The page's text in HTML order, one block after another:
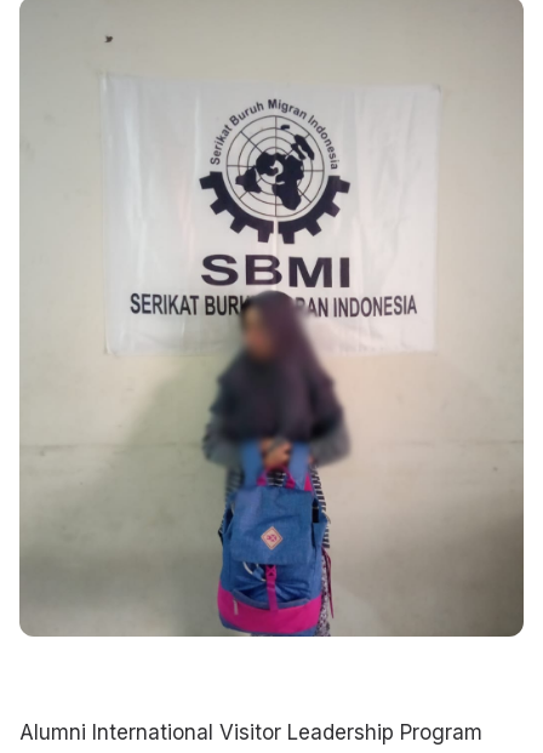
Alumni International Visitor Leadership Program